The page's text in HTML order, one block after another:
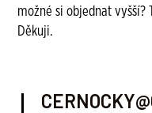
možné si objednat vyšší?
Děkuji.